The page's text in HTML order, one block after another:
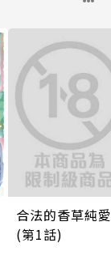
合法的香草純愛
(第1話)